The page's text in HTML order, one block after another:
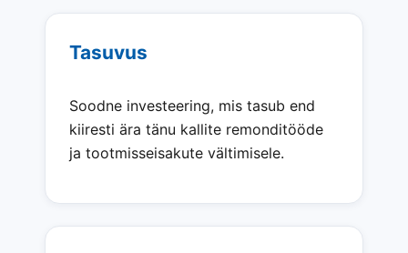
Tasuvus
Soodne investeering, mis tasub end
kiiresti ära tänu kallite remonditööde
ja tootmisseisakute vältimisele.